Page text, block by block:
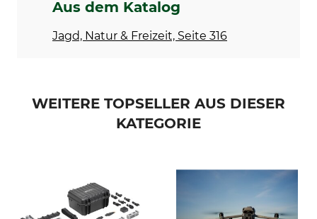
Aus dem Katalog
Jagd, Natur & Freizeit, Seite 316
WEITERE TOPSELLER AUS DIESER
KATEGORIE